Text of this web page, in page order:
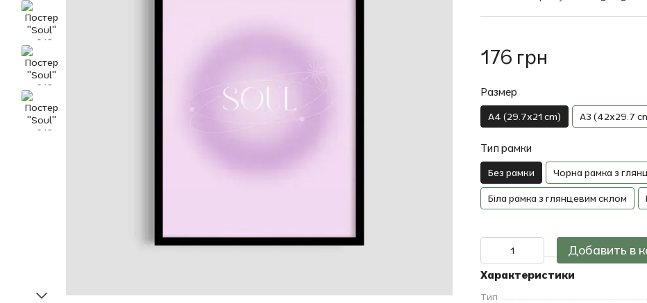
176 грн
Размер
A4 (29.7x21 cm) A3 (42x29.7
Тип рамки
Без рамки Чорна рамка з
Біла рамка з глянцевим склом
Добавить в
Характеристики
Тип